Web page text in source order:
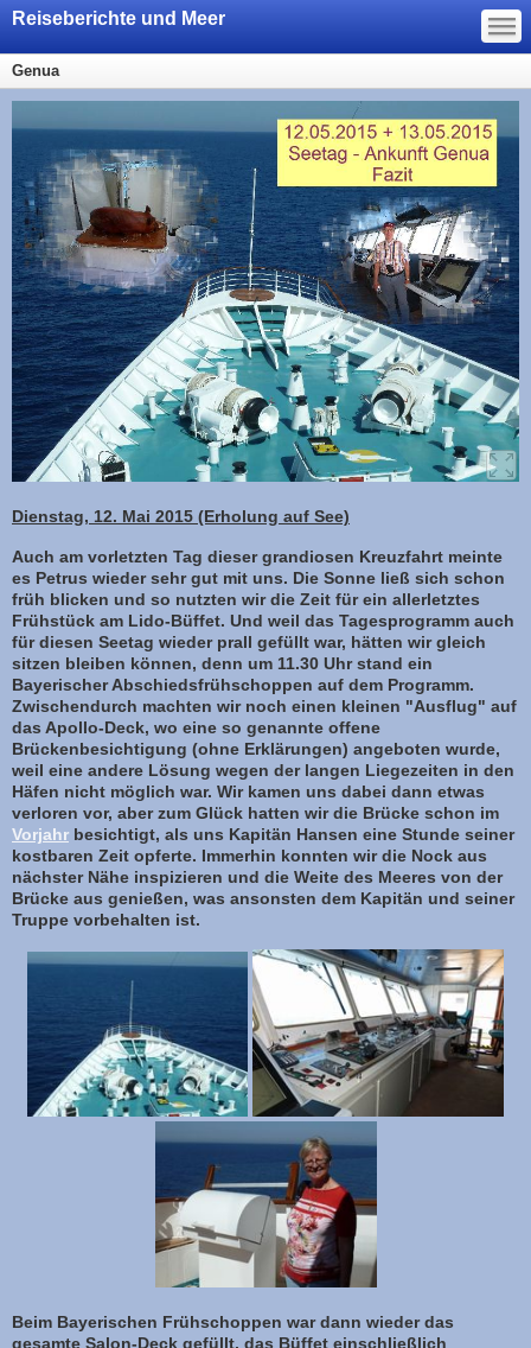
Reiseberichte und Meer —
—
—
Genua
Dienstag, 12. Mai 2015 (Erholung auf See)
Auch am vorletzten Tag dieser grandiosen Kreuzfahrt meinte
es Petrus wieder sehr gut mit uns. Die Sonne ließ sich schon
früh blicken und so nutzten wir die Zeit für ein allerletztes
Frühstück am Lido-Büffet. Und weil das Tagesprogramm auch
für diesen Seetag wieder prall gefüllt war, hätten wir gleich
sitzen bleiben können, denn um 11.30 Uhr stand ein
Bayerischer Abschiedsfrühschoppen auf dem Programm.
Zwischendurch machten wir noch einen kleinen "Ausflug" auf
das Apollo-Deck, wo eine so genannte offene
Brückenbesichtigung (ohne Erklärungen) angeboten wurde,
weil eine andere Lösung wegen der langen Liegezeiten in den
Häfen nicht möglich war. Wir kamen uns dabei dann etwas
verloren vor, aber zum Glück hatten wir die Brücke schon im
Vorjahr besichtigt, als uns Kapitän Hansen eine Stunde seiner
kostbaren Zeit opferte. Immerhin konnten wir die Nock aus
nächster Nähe inspizieren und die Weite des Meeres von der
Brücke aus genießen, was ansonsten dem Kapitän und seiner
Truppe vorbehalten ist.
Beim Bayerischen Frühschoppen war dann wieder das
gesamte Salon-Deck gefüllt, das Büffet einschließlich